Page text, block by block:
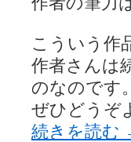
こういう作
作者さんは
のなのです。
ぜひどうぞ
続きを読む